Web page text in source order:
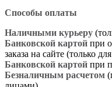
Способы оплаты
Наличными курьеру
Банковской картой при
заказа на сайте (только
Банковской картой при
Безналичным расчетом